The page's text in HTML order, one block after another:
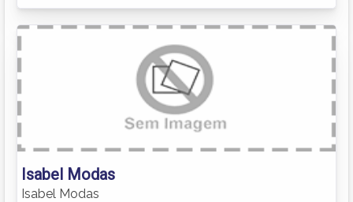
Isabel Modas
Isabel Modas